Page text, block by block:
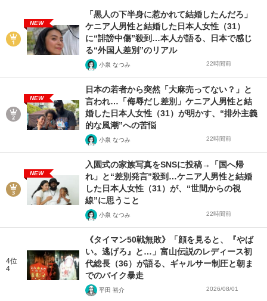
NEW
「黒人の下半身に惹かれて結婚したんだろ」
ケニア人男性と結婚した日本人女性（31）
に“誹謗中傷”殺到…本人が語る、日本で感じ
る“外国人差別”のリアル
小泉 なつみ 22時間前
NEW
日本の若者から突然「大麻売ってない？」と
言われ…「侮辱だし差別」ケニア人男性と結
婚した日本人女性（31）が明かす、“排外主義
的な風潮”への苦悩
小泉 なつみ 22時間前
NEW
入園式の家族写真をSNSに投稿→「国へ帰
れ」と“差別発言”殺到…ケニア人男性と結婚
した日本人女性（31）が、“世間からの視
線”に思うこと
小泉 なつみ 22時間前
4位
4
《タイマン50戦無敗》「顔を見ると、『やば
い。逃げろ』と…」富山伝説のレディース初
代総長（36）が語る、ギャルサー制圧と朝ま
でのバイク暴走
平田 裕介 2026/08/01